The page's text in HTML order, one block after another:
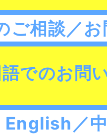
ご相談／
でのお問
English／